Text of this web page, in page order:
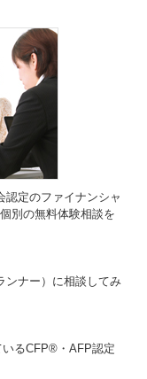
認定のファイナンシャ
別の無料体験相談を
ンナー）に相談してみ
るCFP®・AFP認定